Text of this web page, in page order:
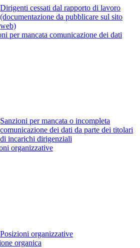
Dirigenti cessati dal rapporto di lavoro
(documentazione da pubblicare sul sito
web)
per mancata comunicazione dei dati
Sanzioni per mancata o incompleta
comunicazione dei dati da parte dei titolari
di incarichi dirigenziali
organizzative
Posizioni organizzative
organica